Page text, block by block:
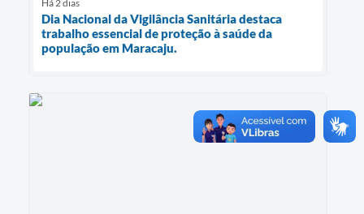
Há 2 dias
Dia Nacional da Vigilância Sanitária destaca
trabalho essencial de proteção à saúde da
população em Maracaju.